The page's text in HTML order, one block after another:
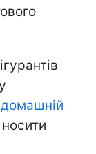
домашній